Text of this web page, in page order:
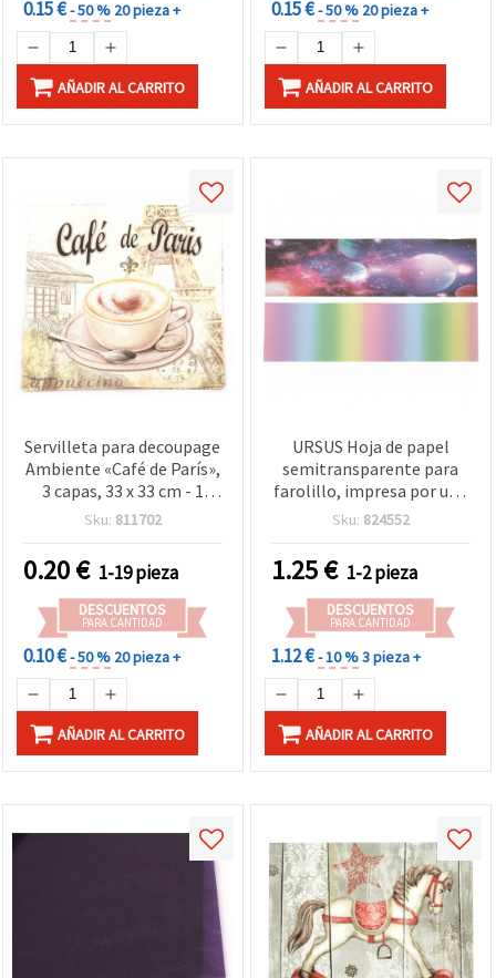
0.15 €- 50 % 20 pieza +
AÑADIR AL CARRITO
0.15 €- 50 % 20 pieza +
AÑADIR AL CARRITO
Servilleta para decoupage
Ambiente «Café de París»,
3 capas, 33 x 33 cm - 1
unidad
Sku: 811702
0.20€ 1-19 pieza
DESCUENTOS
PARA CANTIDAD
0.10 €- 50 % 20 pieza +
AÑADIR AL CARRITO
URSUS Hoja de papel
semitransparente para
farolillo, impresa por una
cara, 115 g/m², 20 x 50 cm,
colores mixtos – 1 hoja
Sku: 824552
1.25€ 1-2 pieza
DESCUENTOS
PARA CANTIDAD
1.12 €- 10 %3 pieza +
AÑADIR AL CARRITO